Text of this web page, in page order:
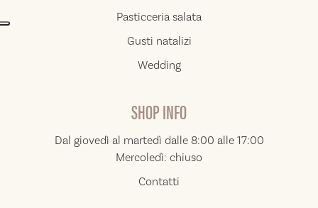
Pasticceria salata
Gusti natalizi
Wedding
SHOP INFO
Dal giovedì al martedì dalle 8:00 alle 17:00
Mercoledì: chiuso
Contatti